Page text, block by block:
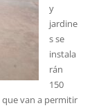
y
jardine
s se
instala
rán
150
que van a permitir